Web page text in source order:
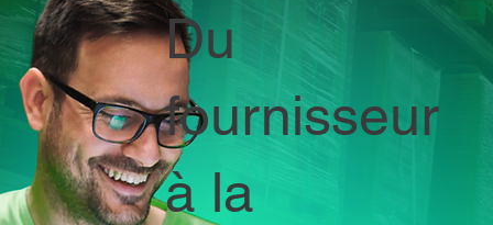
Du
fournisseur
à la